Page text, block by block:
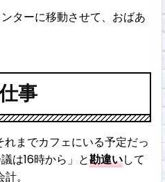
ターに移動させて、おばあ
事
までカフェにいる予定だっ
は16時から」と勘違いして
。